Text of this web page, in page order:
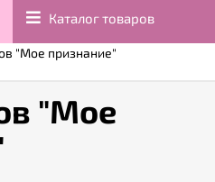
Каталог товаров
"Мое признание"
"Мое